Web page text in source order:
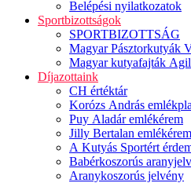
Belépési nyilatkozatok
Sportbizottságok
SPORTBIZOTTSÁG
Magyar Pásztorkutyák
Magyar kutyafajták
Díjazottaink
CH értéktár
Korózs András
Puy Aladár emlékérem
Jilly Bertalan emlékérem
A Kutyás Sportért
Babérkoszorús
Aranykoszorús jelvény